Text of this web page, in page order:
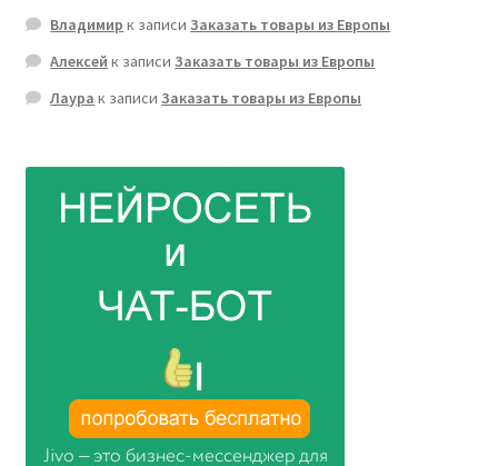
Владимир к записиЗаказать товары из Европы
Алексей к записиЗаказать товары из Европы
Лаура к записиЗаказать товары из Европы